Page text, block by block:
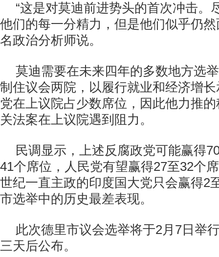
“这是对莫迪前进势头的首次冲击。
他们的每一分精力，但是他们似乎仍
名政治分析师说。
莫迪需要在未来四年的多数地方选
制住议会两院，以履行就业和经济增
党在上议院占少数席位，因此他力推
关法案在上议院遇到阻力。
民调显示，上述反腐政党可能赢得
41个席位，人民党有望赢得27至32个
世纪一直主政的印度国大党只会赢得2
市选举中的历史最差表现。
此次德里市议会选举将于2月7日举
三天后公布。